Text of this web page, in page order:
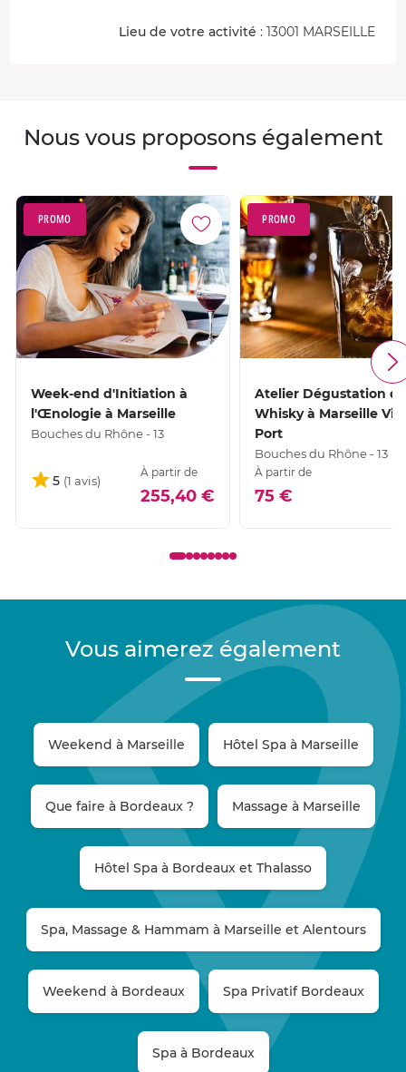
Lieu de votre activité : 13001 MARSEILLE
Nous vous proposons également
PROMO
Week-end d'Initiation à
l'Œnologie à Marseille
Bouches du Rhône - 13
5
À partir de
255,40 €
PROMO
Atelier Dégustation
Whisky à Marseille
Port
Bouches du Rhône - 13
À partir de
75 €
Vous aimerez également
Weekend à Marseille Hôtel Spa à Marseille
Que faire à Bordeaux ? Massage à Marseille
Hôtel Spa à Bordeaux et Thalasso
Spa, Massage & Hammam à Marseille et Alentours
Weekend à Bordeaux Spa Privatif Bordeaux
Spa à Bordeaux